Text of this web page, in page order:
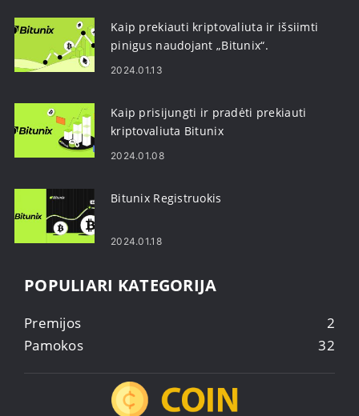
Kaip prekiauti kriptovaliuta ir išsiimti
pinigus naudojant „Bitunix“.
2024.01.13
Kaip prisijungti ir pradėti prekiauti
kriptovaliuta Bitunix
2024.01.08
Bitunix Registruokis
2024.01.18
POPULIARI KATEGORIJA
Premijos
2
Pamokos
32